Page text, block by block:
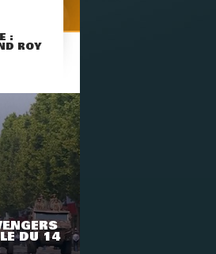
:
ROY
DU 14